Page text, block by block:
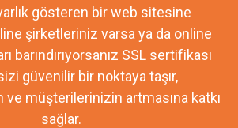
gösteren bir web sitesine
şirketleriniz varsa ya da online
barındırıyorsanız SSL sertifikası
güvenilir bir noktaya taşır,
müşterilerinizin artmasına katkı
sağlar.